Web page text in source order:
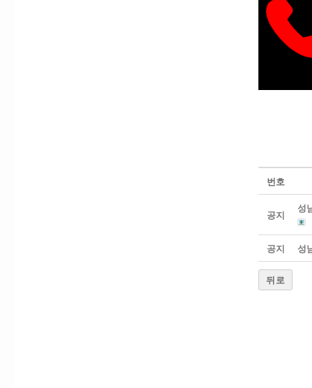
번호
공지
성
공지 성
뒤로